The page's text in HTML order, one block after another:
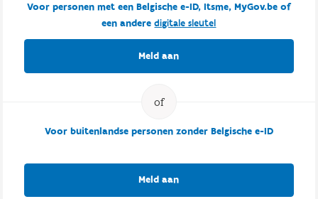
Voor personen met een Belgische e-ID, Itsme, MyGov.be of
een anderedigitale sleutel
Meld aan
Voor buitenlandse personen zonder Belgische e-ID
Meld aan